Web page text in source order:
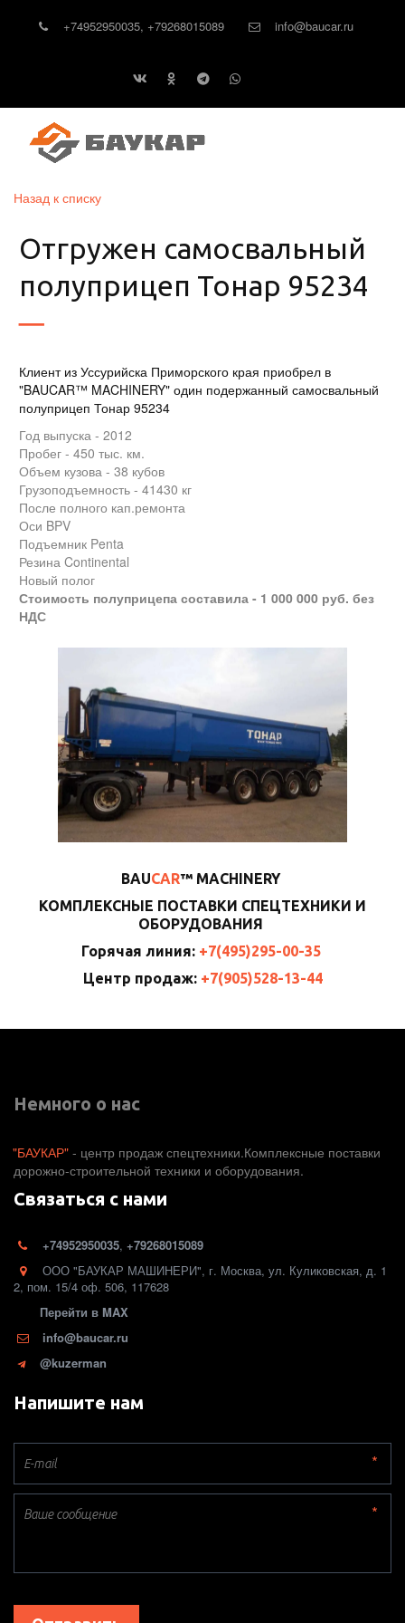
+74952950035, +79268015089 info@baucar.ru
Назад к списку
Отгружен самосвальный
полуприцеп Тонар 95234
Клиент из Уссурийска Приморского края приобрел в
"BAUCAR™ MACHINERY" один подержанный самосвальный
полуприцеп Тонар 95234
Год выпуска - 2012
Пробег - 450 тыс. км.
Объем кузова - 38 кубов
Грузоподъемность - 41430 кг
После полного кап.ремонта
Оси BPV
Подъемник Penta
Резина Continental
Новый полог
Стоимость полуприцепа составила - 1 000 000 руб. без
НДС
BAUCAR™ MACHINERY
КОМПЛЕКСНЫЕ ПОСТАВКИ СПЕЦТЕХНИКИ И
ОБОРУДОВАНИЯ
Горячая линия: +7(495)295-00-35
Центр продаж: +7(905)528-13-44
Немного о нас
"БАУКАР" - центр продаж спецтехники.Комплексные поставки
дорожно-строительной техники и оборудования.
Связаться с нами
+74952950035, +79268015089
ООО "БАУКАР МАШИНЕРИ", г. Москва, ул. Куликовская, д. 1
2, пом. 15/4 оф. 506, 117628
Перейти в MAX
info@baucar.ru
@kuzerman
Напишите нам
*
*